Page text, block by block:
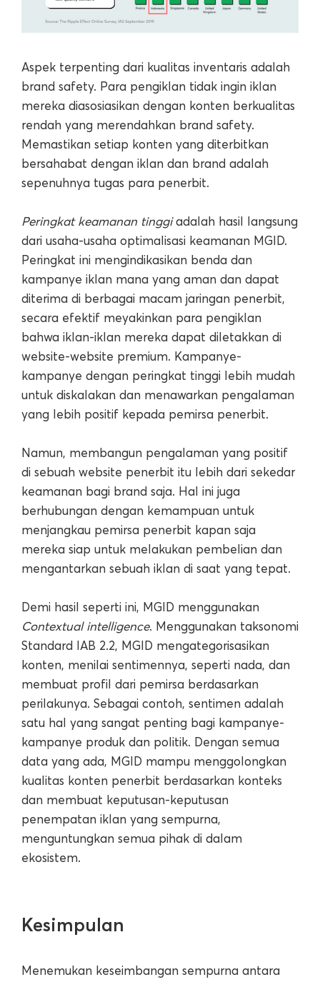
Aspek terpenting dari kualitas inventaris adalah
brand safety. Para pengiklan tidak ingin iklan
mereka diasosiasikan dengan konten berkualitas
rendah yang merendahkan brand safety.
Memastikan setiap konten yang diterbitkan
bersahabat dengan iklan dan brand adalah
sepenuhnya tugas para penerbit.
Peringkat keamanan tinggiadalah hasil langsung
dari usaha-usaha optimalisasi keamanan MGID.
Peringkat ini mengindikasikan benda dan
kampanye iklan mana yang aman dan dapat
diterima di berbagai macam jaringan penerbit,
secara efektif meyakinkan para pengiklan
bahwa iklan-iklan mereka dapat diletakkan di
website-website premium. Kampanye-
kampanye dengan peringkat tinggi lebih mudah
untuk diskalakan dan menawarkan pengalaman
yang lebih positif kepada pemirsa penerbit.
Namun, membangun pengalaman yang positif
di sebuah website penerbit itu lebih dari sekedar
keamanan bagi brand saja. Hal ini juga
berhubungan dengan kemampuan untuk
menjangkau pemirsa penerbit kapan saja
mereka siap untuk melakukan pembelian dan
mengantarkan sebuah iklan di saat yang tepat.
Demi hasil seperti ini, MGID menggunakan
Contextual intelligence. Menggunakan taksonomi
Standard IAB 2.2, MGID mengategorisasikan
konten, menilai sentimennya, seperti nada, dan
membuat profil dari pemirsa berdasarkan
perilakunya. Sebagai contoh, sentimen adalah
satu hal yang sangat penting bagi kampanye-
kampanye produk dan politik. Dengan semua
data yang ada, MGID mampu menggolongkan
kualitas konten penerbit berdasarkan konteks
dan membuat keputusan-keputusan
penempatan iklan yang sempurna,
menguntungkan semua pihak di dalam
ekosistem.
Kesimpulan
Menemukan keseimbangan sempurna antara